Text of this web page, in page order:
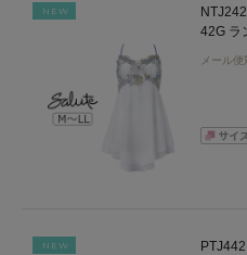
NEW
42G ラ
メール
NEW